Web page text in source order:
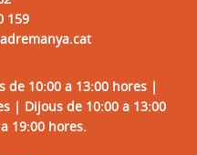
159
de 10:00 a 13:00 hores |
| Dijous de 10:00 a 13:00
19:00 hores.